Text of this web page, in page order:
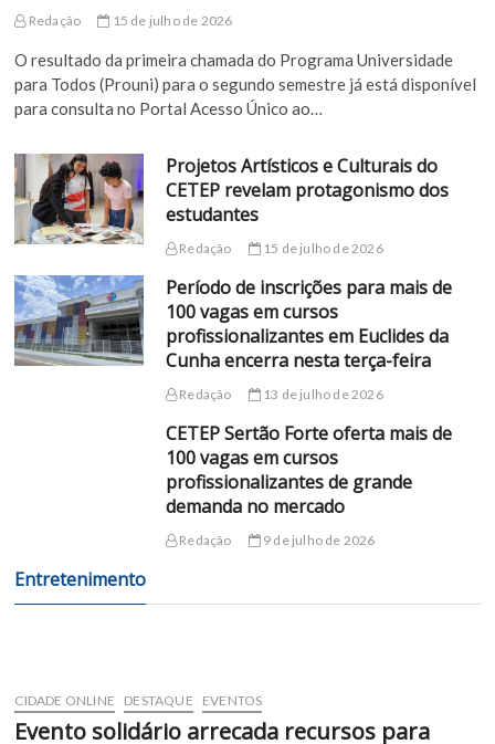
Redação 15 de julho de 2026
O resultado da primeira chamada do Programa Universidade
para Todos (Prouni) para o segundo semestre já está disponível
para consulta no Portal Acesso Único ao…
Projetos Artísticos e Culturais do
CETEP revelam protagonismo dos
estudantes
Redação 15 de julho de 2026
Período de inscrições para mais de
100 vagas em cursos
profissionalizantes em Euclides da
Cunha encerra nesta terça-feira
Redação 13 de julho de 2026
CETEP Sertão Forte oferta mais de
100 vagas em cursos
profissionalizantes de grande
demanda no mercado
Redação 9 de julho de 2026
Entretenimento
CIDADE ONLINE DESTAQUE EVENTOS
Evento solidário arrecada recursos para